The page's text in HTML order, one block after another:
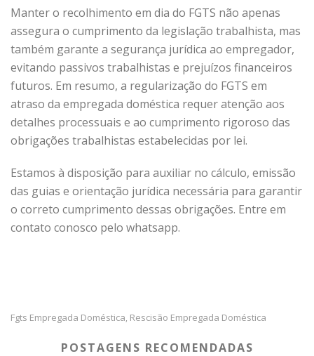
Manter o recolhimento em dia do FGTS não apenas
assegura o cumprimento da legislação trabalhista, mas
também garante a segurança jurídica ao empregador,
evitando passivos trabalhistas e prejuízos financeiros
futuros. Em resumo, a regularização do FGTS em
atraso da empregada doméstica requer atenção aos
detalhes processuais e ao cumprimento rigoroso das
obrigações trabalhistas estabelecidas por lei.
Estamos à disposição para auxiliar no cálculo, emissão
das guias e orientação jurídica necessária para garantir
o correto cumprimento dessas obrigações. Entre em
contato conosco pelo whatsapp.
Fgts Empregada Doméstica, Rescisão Empregada Doméstica
POSTAGENS RECOMENDADAS